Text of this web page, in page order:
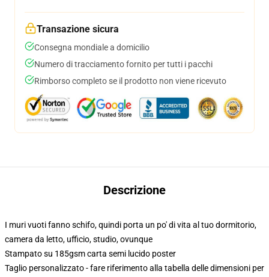
Transazione sicura
Consegna mondiale a domicilio
Numero di tracciamento fornito per tutti i pacchi
Rimborso completo se il prodotto non viene ricevuto
Descrizione
I muri vuoti fanno schifo, quindi porta un po' di vita al tuo dormitorio,
camera da letto, ufficio, studio, ovunque
Stampato su 185gsm carta semi lucido poster
Taglio personalizzato - fare riferimento alla tabella delle dimensioni per